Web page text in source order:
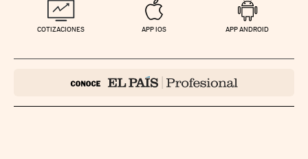
COTIZACIONES APP IOS APP ANDROID